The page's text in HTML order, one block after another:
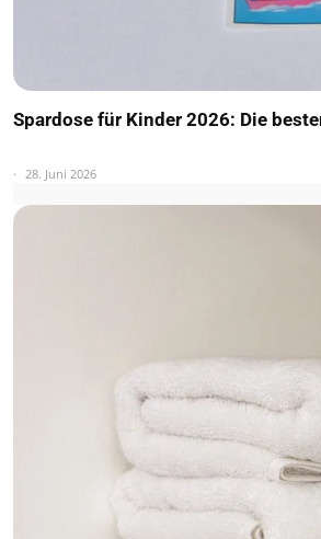
Spardose für Kinder 2026: Die
28. Juni 2026